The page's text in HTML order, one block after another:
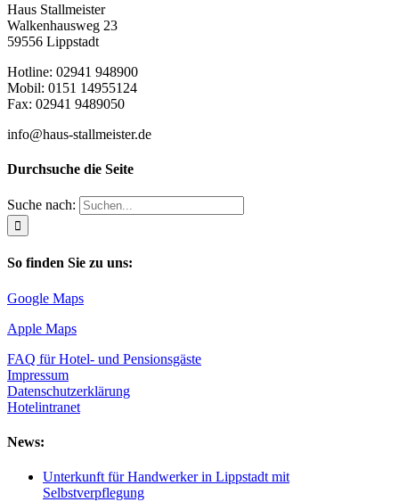
Haus Stallmeister
Walkenhausweg 23
59556 Lippstadt
Hotline: 02941 948900
Mobil: 0151 14955124
Fax: 02941 9489050
info@haus-stallmeister.de
Durchsuche die Seite
Suche nach:
So finden Sie zu uns:
Google Maps
Apple Maps
FAQ für Hotel- und Pensionsgäste
Impressum
Datenschutzerklärung
Hotelintranet
News:
Unterkunft für Handwerker in Lippstadt mit
Selbstverpflegung